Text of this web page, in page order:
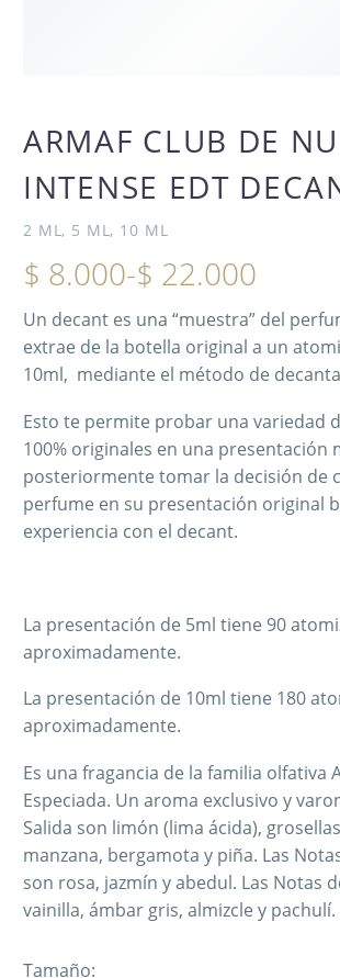
OFERTA
-50%
ARMAF CLUB DE
INTENSE EDT
2 ML, 5 ML, 10 ML
$ 8.000-$ 22.000
Un decant es una “muestra” del
extrae de la botella original a un
10ml, mediante el método de
Esto te permite probar una variedad
100% originales en una presentación
posteriormente tomar la decisión de
perfume en su presentación original
experiencia con el decant.
La presentación de 5ml tiene 90
aproximadamente.
La presentación de 10ml tiene 180
aproximadamente.
Es una fragancia de la familia olfativa
Especiada. Un aroma exclusivo y
Salida son limón (lima ácida),
manzana, bergamota y piña. Las
son rosa, jazmín y abedul. Las Notas
vainilla, ámbar gris, almizcle y pachulí.
Tamaño